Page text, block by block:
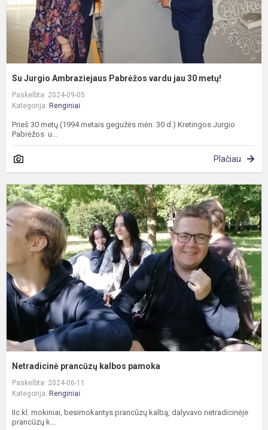
Su Jurgio Ambraziejaus Pabrėžos vardu jau 30 metų!
Paskelbta: 2024-09-05
Kategorija: Renginiai
Prieš 30 metų (1994 metais gegužės mėn. 30 d.) Kretingos Jurgio
Pabrėžos u...
Plačiau
Netradicinė prancūzų kalbos pamoka
Paskelbta: 2024-06-11
Kategorija: Renginiai
IIc kl. mokiniai, besimokantys prancūzų kalbą, dalyvavo netradicinėje
prancūzų k...